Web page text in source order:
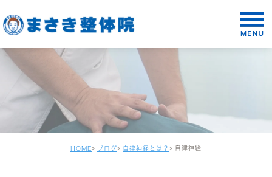
HOME ブログ 自律神経とは？ 自律神経